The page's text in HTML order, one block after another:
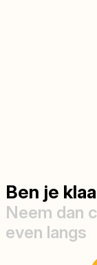
Ben je
Neem dan
even langs